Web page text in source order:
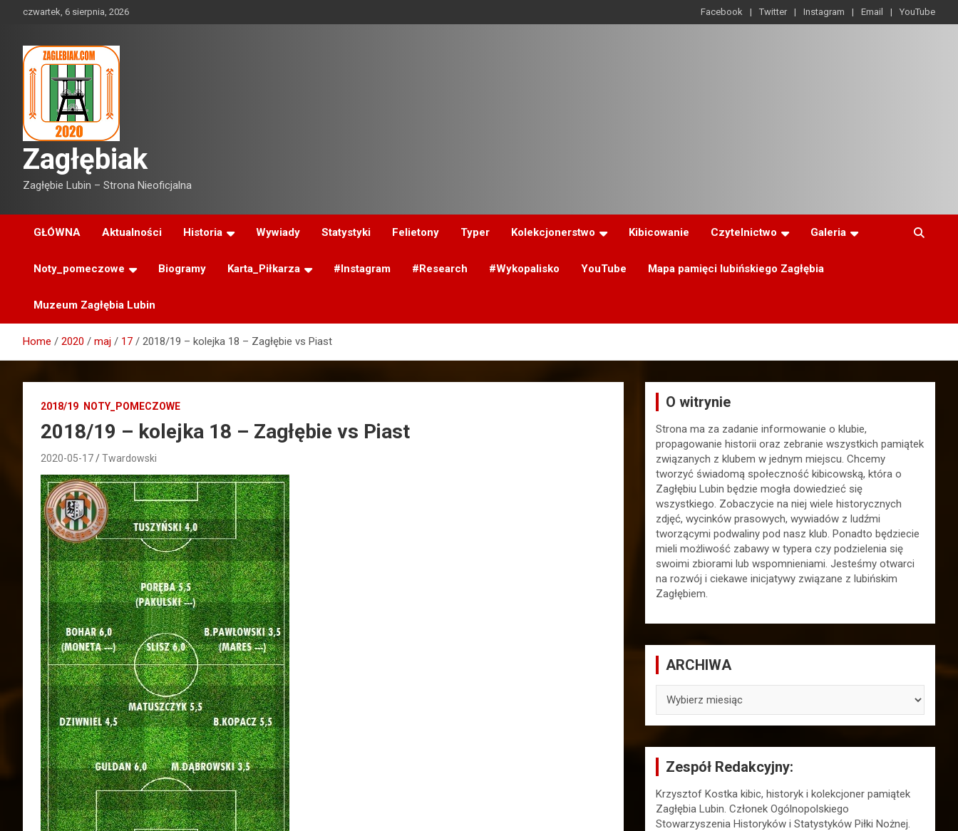
czwartek, 6 sierpnia, 2026 Facebook Twitter Instagram Email YouTube
Zagłębiak
Zagłębie Lubin – Strona Nieoficjalna
GŁÓWNA Aktualności Historia Wywiady Statystyki Felietony Typer Kolekcjonerstwo Kibicowanie Czytelnictwo Galeria
Noty_pomeczowe Biogramy Karta_Piłkarza #Instagram #Research #Wykopalisko YouTube Mapa pamięci lubińskiego Zagłębia
Muzeum Zagłębia Lubin
Home 2020 maj 17 2018/19 – kolejka 18 – Zagłębie vs Piast
2018/19 NOTY_POMECZOWE
2018/19 – kolejka 18 – Zagłębie vs Piast
2020-05-17 Twardowski
O witrynie
Strona ma za zadanie informowanie o klubie,
propagowanie historii oraz zebranie wszystkich pamiątek
związanych z klubem w jednym miejscu. Chcemy
tworzyć świadomą społeczność kibicowską, która o
Zagłębiu Lubin będzie mogła dowiedzieć się
wszystkiego. Zobaczycie na niej wiele historycznych
zdjęć, wycinków prasowych, wywiadów z ludźmi
tworzącymi podwaliny pod nasz klub. Ponadto będziecie
mieli możliwość zabawy w typera czy podzielenia się
swoimi zbiorami lub wspomnieniami. Jesteśmy otwarci
na rozwój i ciekawe inicjatywy związane z lubińskim
Zagłębiem.
ARCHIWA
Zespół Redakcyjny:
Krzysztof Kostka kibic, historyk i kolekcjoner pamiątek
Zagłębia Lubin. Członek Ogólnopolskiego
Stowarzyszenia Historyków i Statystyków Piłki Nożnej.